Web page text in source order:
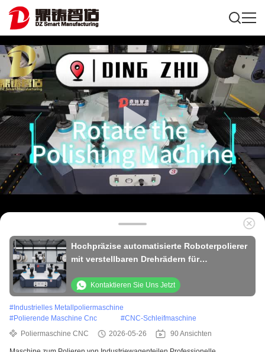
Hochpräzise automatisierte Roboterpolierer
mit verstellbaren Drehrädern für
Kontaktieren Sie Uns Jetzt
# Industrielles Metallpoliermaschine
#Polierende Maschine Cnc #CNC-Schleifmaschine
Poliermaschine CNC
2026-05-26 90 Ansichten